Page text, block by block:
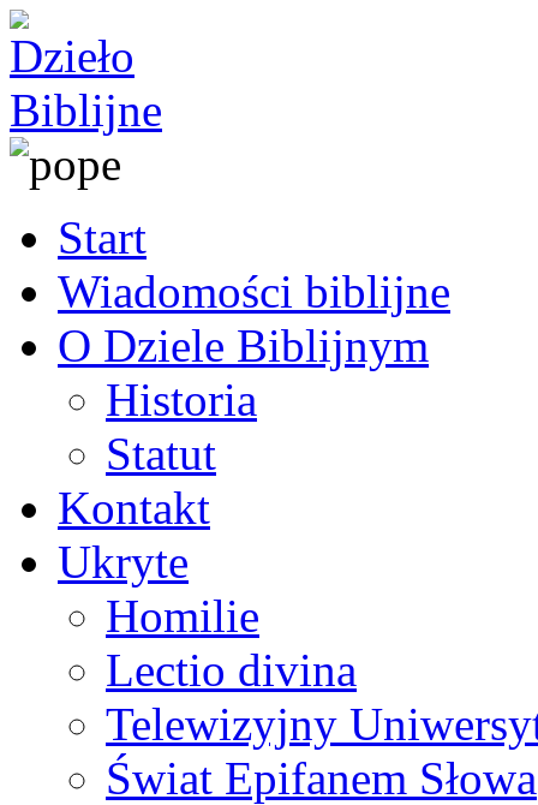
Start
Wiadomości biblijne
O Dziele Biblijnym
Historia
Statut
Kontakt
Ukryte
Homilie
Lectio divina
Telewizyjny
Świat Epifanem Słowa